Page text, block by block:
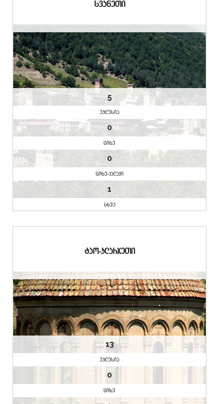
svaneTi
5
eklesia
0
cixe
0
cixe-qalaqi
1
sxva
tao-klarjeTi
13
eklesia
0
cixe